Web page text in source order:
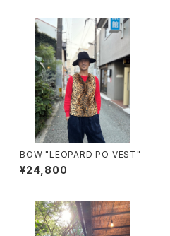
BOW "LEOPARD PO VEST"
¥24,800